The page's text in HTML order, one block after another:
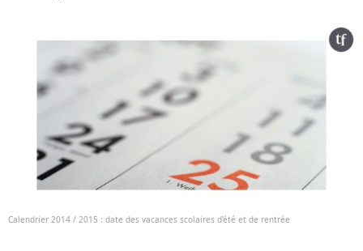
Calendrier 2014 / 2015 : date des vacances scolaires d'été et de rentrée